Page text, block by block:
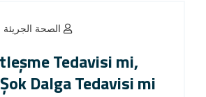
الصحة الجريئة
Tedavisi mi,
Şok Dalga Tedavisi mi?